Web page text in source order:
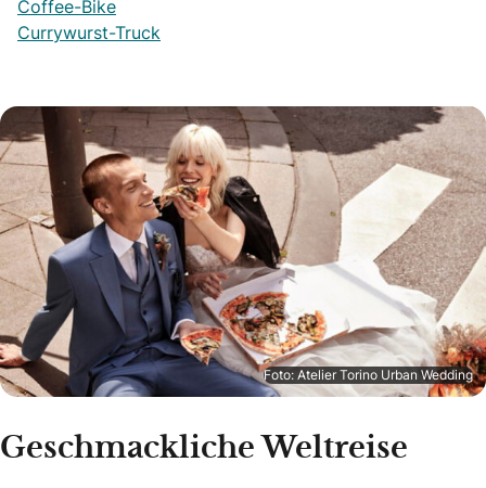
Coffee-Bike
Currywurst-Truck
Foto: Atelier Torino Urban Wedding
Geschmackliche Weltreise